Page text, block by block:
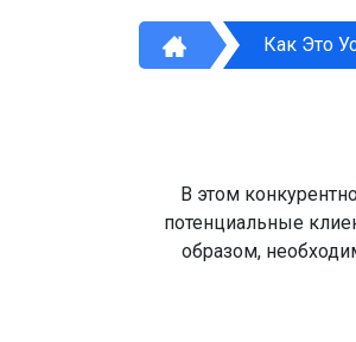
Как Это
В этом
потенциальные
образом,